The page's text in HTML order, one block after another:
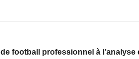
football professionnel à